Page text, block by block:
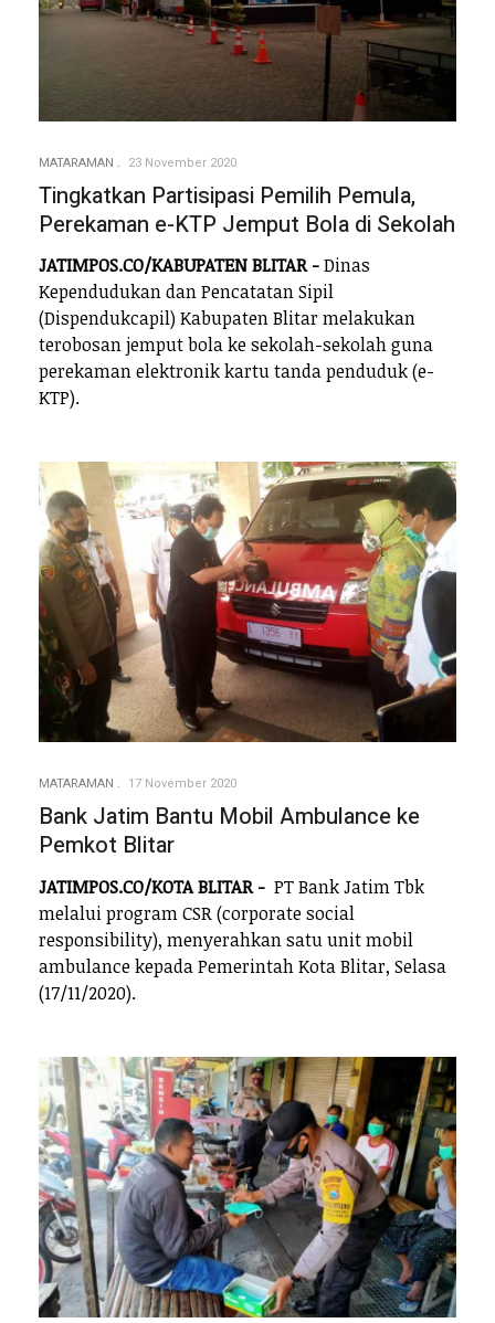
MATARAMAN 23 November 2020
Tingkatkan Partisipasi Pemilih Pemula,
Perekaman e-KTP Jemput Bola di Sekolah
JATIMPOS.CO/KABUPATEN BLITAR -Dinas
Kependudukan dan Pencatatan Sipil
(Dispendukcapil) Kabupaten Blitar melakukan
terobosan jemput bola ke sekolah-sekolah guna
perekaman elektronik kartu tanda penduduk (e-
KTP).
MATARAMAN 17 November 2020
Bank Jatim Bantu Mobil Ambulance ke
Pemkot Blitar
JATIMPOS.CO/KOTA BLITAR - PT Bank Jatim Tbk
melalui program CSR (corporate social
responsibility), menyerahkan satu unit mobil
ambulance kepada Pemerintah Kota Blitar, Selasa
(17/11/2020).